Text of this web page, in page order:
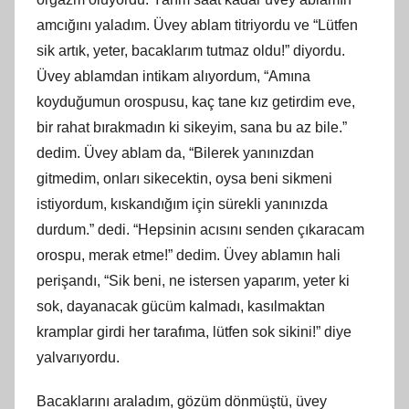
amcığını yaladım. Üvey ablam titriyordu ve “Lütfen
sik artık, yeter, bacaklarım tutmaz oldu!” diyordu.
Üvey ablamdan intikam alıyordum, “Amına
koyduğumun orospusu, kaç tane kız getirdim eve,
bir rahat bırakmadın ki sikeyim, sana bu az bile.”
dedim. Üvey ablam da, “Bilerek yanınızdan
gitmedim, onları sikecektin, oysa beni sikmeni
istiyordum, kıskandığım için sürekli yanınızda
durdum.” dedi. “Hepsinin acısını senden çıkaracam
orospu, merak etme!” dedim. Üvey ablamın hali
perişandı, “Sik beni, ne istersen yaparım, yeter ki
sok, dayanacak gücüm kalmadı, kasılmaktan
kramplar girdi her tarafıma, lütfen sok sikini!” diye
yalvarıyordu.
Bacaklarını araladım, gözüm dönmüştü, üvey